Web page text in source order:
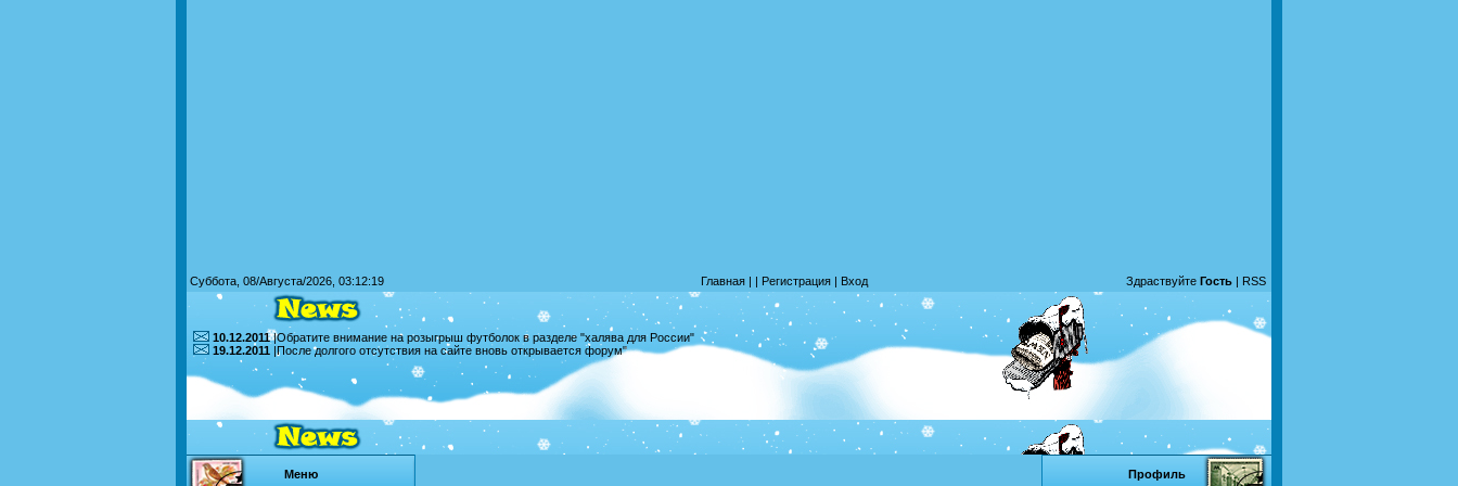
Суббота, 08/Августа/2026, 03:12:19 Главная | | Регистрация | Вход Здраствуйте Гость | RSS
10.12.2011|Обратите внимание на розыгрыш футболок в разделе "халява для России"
19.12.2011 |После долгого отсутствия на сайте вновь открывается форум"
Меню Профиль